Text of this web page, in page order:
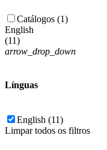
Catálogos (1)
English
(11)
arrow_drop_down
Línguas
English (11)
Limpar todos os filtros